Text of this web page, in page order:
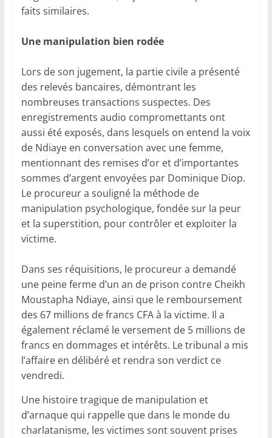
faits similaires.
Une manipulation bien rodée
Lors de son jugement, la partie civile a présenté
des relevés bancaires, démontrant les
nombreuses transactions suspectes. Des
enregistrements audio compromettants ont
aussi été exposés, dans lesquels on entend la voix
de Ndiaye en conversation avec une femme,
mentionnant des remises d’or et d’importantes
sommes d’argent envoyées par Dominique Diop.
Le procureur a souligné la méthode de
manipulation psychologique, fondée sur la peur
et la superstition, pour contrôler et exploiter la
victime.
Dans ses réquisitions, le procureur a demandé
une peine ferme d’un an de prison contre Cheikh
Moustapha Ndiaye, ainsi que le remboursement
des 67 millions de francs CFA à la victime. Il a
également réclamé le versement de 5 millions de
francs en dommages et intérêts. Le tribunal a mis
l’affaire en délibéré et rendra son verdict ce
vendredi.
Une histoire tragique de manipulation et
d’arnaque qui rappelle que dans le monde du
charlatanisme, les victimes sont souvent prises